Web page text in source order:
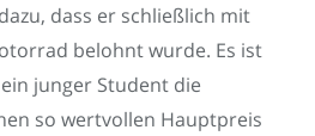
dass er schließlich mit
belohnt wurde. Es ist
junger Student die
so wertvollen Hauptpreis